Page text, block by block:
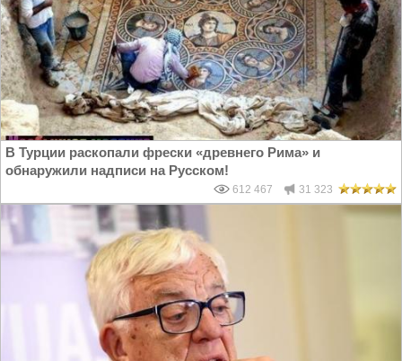
В Турции раскопали фрески «древнего Рима» и
обнаружили надписи на Русском!
612 467 31 323